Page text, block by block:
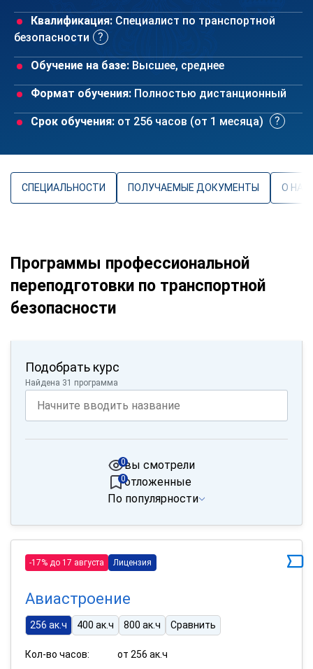
Квалификация: Специалист по транспортной
безопасности
Обучение на базе: Высшее, среднее
Формат обучения: Полностью дистанционный
Срок обучения: от 256 часов (от 1 месяца)
СПЕЦИАЛЬНОСТИ ПОЛУЧАЕМЫЕ ДОКУМЕНТЫ О
Программы профессиональной
переподготовки по транспортной
безопасности
Подобрать курс
Найдена 31 программа
вы смотрели
0
отложенные
0
По популярности
-17% до 17 августа Лицензия
Авиастроение
256 ак.ч 400 ак.ч 800 ак.ч Сравнить
Кол-во часов:
от 256 ак.ч